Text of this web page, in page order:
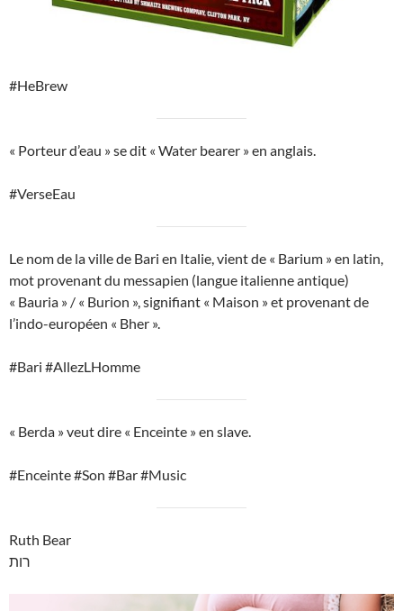
#HeBrew
« Porteur d’eau » se dit « Water bearer » en anglais.
#VerseEau
Le nom de la ville de Bari en Italie, vient de « Barium » en latin,
mot provenant du messapien (langue italienne antique)
« Bauria » / « Burion », signifiant « Maison » et provenant de
l’indo-européen « Bher ».
#Bari #AllezLHomme
« Berda » veut dire « Enceinte » en slave.
#Enceinte #Son #Bar #Music
Ruth Bear
רות